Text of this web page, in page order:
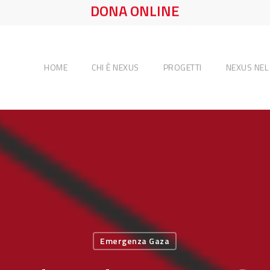
DONA ONLINE
HOME CHI È NEXUS PROGETTI NEXUS
Emergenza Gaza